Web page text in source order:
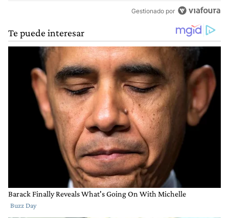
Gestionado por